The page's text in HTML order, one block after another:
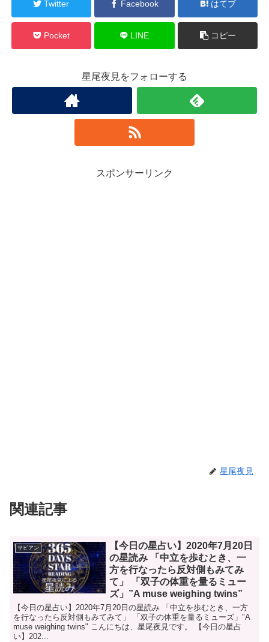
Twitter Facebook はてブ
Pocket LINE コピー
星尾夜見をフォローする
スポンサーリンク
星尾夜見
関連記事
サビアン
【今日の星占い】2020年7月20日
の星読み 「中立を歩むとき、一
方を行なったら反対側もみてみ
て」 「双子の体重を量るミュー
ズ」”A muse weighing twins”
【今日の星占い】2020年7月20日の星読み 「中立を歩むとき、一方
を行なったら反対側もみてみて」 「双子の体重を量るミューズ」"A
muse weighing twins" こんにちは、星尾夜見です。 【今日の星占
い】202...